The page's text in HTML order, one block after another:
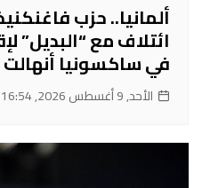
ألمانيا.. حزب
ائتلاف مع “البديل”
في ساكسونيا أنهالت
الأحد, 9 أغسطس 2026, 16:54